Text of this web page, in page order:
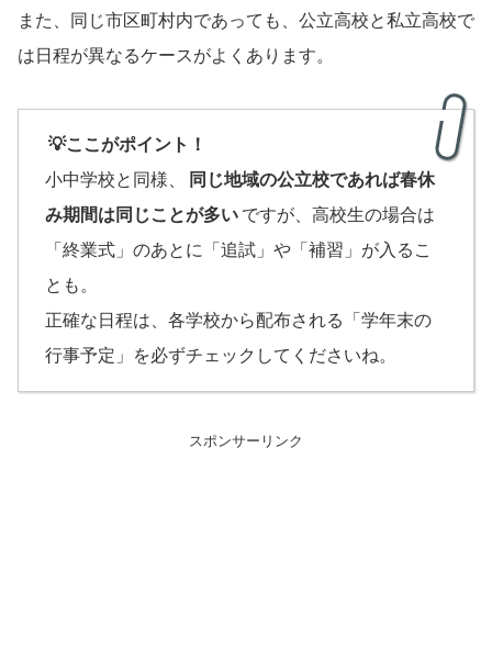
また、同じ市区町村内であっても、公立高校と私立高校で
は日程が異なるケースがよくあります。
💡ここがポイント！
小中学校と同様、
同じ地域の公立校であれば春休
み期間は同じことが多い ですが、高校生の場合は
「終業式」のあとに「追試」や「補習」が入るこ
とも。
正確な日程は、各学校から配布される「学年末の
行事予定」を必ずチェックしてくださいね。
スポンサーリンク